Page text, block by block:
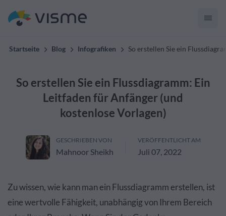
Startseite Blog Infografiken So erstellen Sie ein
So erstellen Sie ein Flussdiagramm: Ein
Leitfaden für Anfänger (und
kostenlose Vorlagen)
GESCHRIEBEN VON
Mahnoor Sheikh
VERÖFFENTLICHT AM
Juli 07, 2022
Zu wissen, wie kann man ein Flussdiagramm erstellen, ist
eine wertvolle Fähigkeit, unabhängig von Ihrem Bereich